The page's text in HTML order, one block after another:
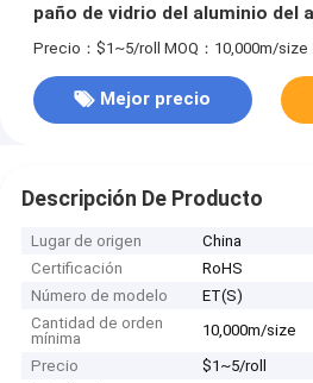
paño de vidrio del aluminio del
Precio：$1~5/roll MOQ：10,000m/size
Mejor precio
Descripción De Producto
Lugar de origen
China
Certificación
RoHS
Número de modelo
ET(S)
Cantidad de orden
mínima
10,000m/size
Precio
$1~5/roll